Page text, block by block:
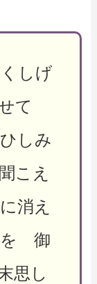
しげ
て
しみ
こえ
消え
を 御
思し